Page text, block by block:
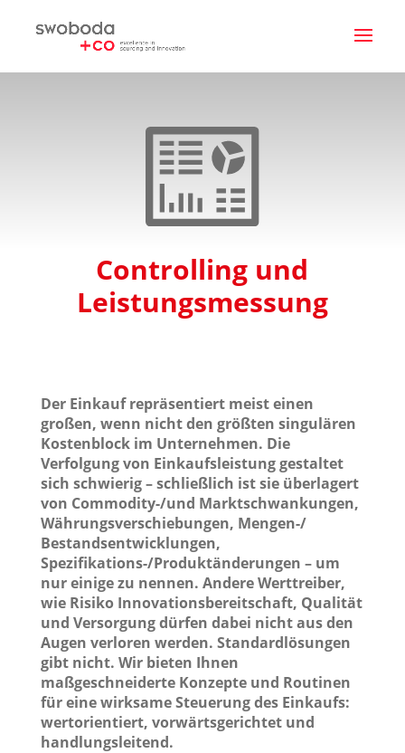
Controlling und
Leistungsmessung
Der Einkauf repräsentiert meist einen
großen, wenn nicht den größten singulären
Kostenblock im Unternehmen. Die
Verfolgung von Einkaufsleistung gestaltet
sich schwierig – schließlich ist sie überlagert
von Commodity-/und Marktschwankungen,
Währungsverschiebungen, Mengen-/
Bestandsentwicklungen,
Spezifikations-/Produktänderungen – um
nur einige zu nennen. Andere Werttreiber,
wie Risiko Innovationsbereitschaft, Qualität
und Versorgung dürfen dabei nicht aus den
Augen verloren werden. Standardlösungen
gibt nicht. Wir bieten Ihnen
maßgeschneiderte Konzepte und Routinen
für eine wirksame Steuerung des Einkaufs:
wertorientiert, vorwärtsgerichtet und
handlungsleitend.